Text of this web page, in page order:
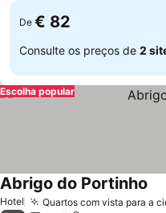
De € 82
Consulte os preços de 2
Escolha popular
Hotel Quartos com vista para a
Abrigo do Portinho